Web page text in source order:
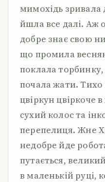
мимохідь зривала
йшла все далі. Аж
добре знає свою
що промила
поклала торбинку,
почала жати. Тихо
цвіркун цвіркоче
сухий колос та
перепелиця. Жне
недобре йде
путається,
в маленькій руці,